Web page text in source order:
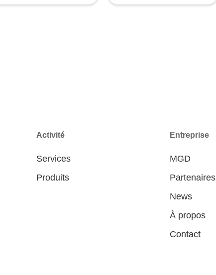
Activité
Services
Produits
Entreprise
MGD
Partenaires
News
À propos
Contact